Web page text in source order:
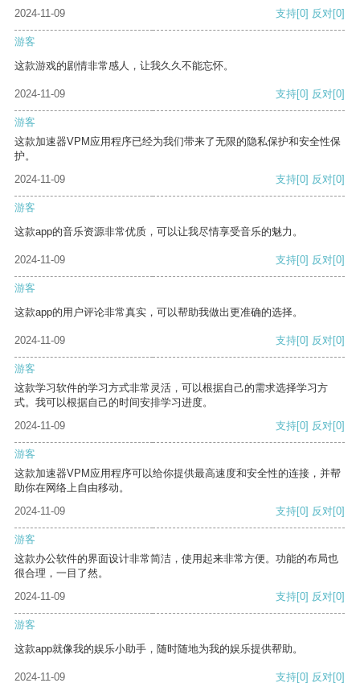
2024-11-09 支持[0] 反对[0]
游客
这款游戏的剧情非常感人，让我久久不能忘怀。
2024-11-09 支持[0] 反对[0]
游客
这款加速器VPM应用程序已经为我们带来了无限的隐私保护和安全性保
护。
2024-11-09
支持[0] 反对[0]
游客
这款app的音乐资源非常优质，可以让我尽情享受音乐的魅力。
2024-11-09 支持[0] 反对[0]
游客
这款app的用户评论非常真实，可以帮助我做出更准确的选择。
2024-11-09 支持[0] 反对[0]
游客
这款学习软件的学习方式非常灵活，可以根据自己的需求选择学习方
式。我可以根据自己的时间安排学习进度。
2024-11-09
支持[0] 反对[0]
游客
这款加速器VPM应用程序可以给你提供最高速度和安全性的连接，并帮
助你在网络上自由移动。
2024-11-09
支持[0] 反对[0]
游客
这款办公软件的界面设计非常简洁，使用起来非常方便。功能的布局也
很合理，一目了然。
2024-11-09
支持[0] 反对[0]
游客
这款app就像我的娱乐小助手，随时随地为我的娱乐提供帮助。
2024-11-09 支持[0] 反对[0]